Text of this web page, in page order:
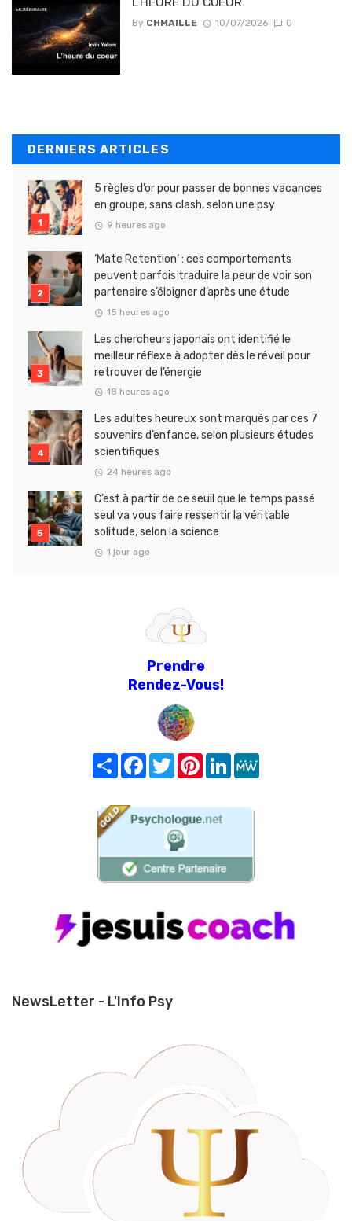
By CHMAILLE 10/07/2026 0
DERNIERS ARTICLES
5 règles d’or pour passer de bonnes vacances
en groupe, sans clash, selon une psy
9 heures ago
‘Mate Retention’ : ces comportements
peuvent parfois traduire la peur de voir son
partenaire s’éloigner d’après une étude
15 heures ago
Les chercheurs japonais ont identifié le
meilleur réflexe à adopter dès le réveil pour
retrouver de l’énergie
18 heures ago
Les adultes heureux sont marqués par ces 7
souvenirs d’enfance, selon plusieurs études
scientifiques
24 heures ago
C’est à partir de ce seuil que le temps passé
seul va vous faire ressentir la véritable
solitude, selon la science
1 jour ago
Prendre
Rendez-Vous!
Share FacebookTwitterPinterest
LinkedIn
NewsLetter - L'Info Psy